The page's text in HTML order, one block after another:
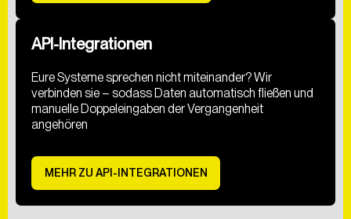
API-Integrationen
Eure Systeme sprechen nicht miteinander? Wir
verbinden sie – sodass Daten automatisch fließen und
manuelle Doppeleingaben der Vergangenheit
angehören
MEHR ZU API-INTEGRATIONEN